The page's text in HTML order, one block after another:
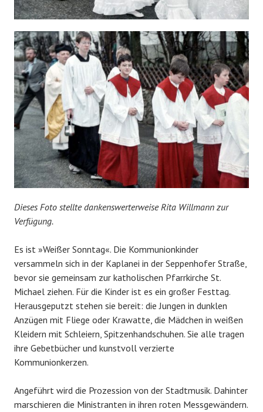
Dieses Foto stellte dankenswerterweise Rita Willmann zur
Verfügung.
Es ist »Weißer Sonntag«. Die Kommunionkinder
versammeln sich in der Kaplanei in der Seppenhofer Straße,
bevor sie gemeinsam zur katholischen Pfarrkirche St.
Michael ziehen. Für die Kinder ist es ein großer Festtag.
Herausgeputzt stehen sie bereit: die Jungen in dunklen
Anzügen mit Fliege oder Krawatte, die Mädchen in weißen
Kleidern mit Schleiern, Spitzenhandschuhen. Sie alle tragen
ihre Gebetbücher und kunstvoll verzierte
Kommunionkerzen.
Angeführt wird die Prozession von der Stadtmusik. Dahinter
marschieren die Ministranten in ihren roten Messgewändern.